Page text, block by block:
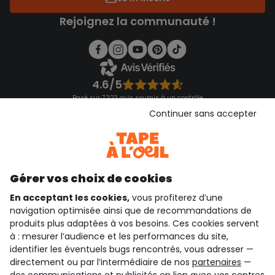
Rejoignez la communauté !
4.6/5
Basé sur 7 323 avis soumis à un contrôle
Consulter les CGU
qui sommes-nous ?
besoin d'aide ?
le club fidélité
Gérer vos choix de cookies
En acceptant les cookies, vous profiterez d’une
navigation optimisée ainsi que de recommandations de
produits plus adaptées à vos besoins. Ces cookies servent
à : mesurer l’audience et les performances du site,
identifier les éventuels bugs rencontrés, vous adresser —
directement ou par l’intermédiaire de nos partenaires —
Continuer sans accepter